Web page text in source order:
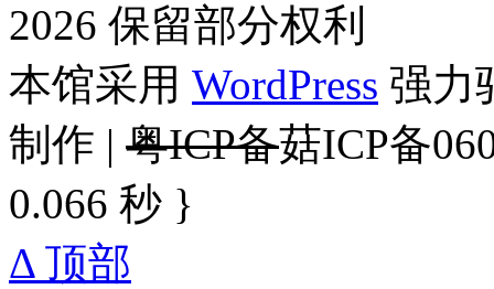
2026 保留部分权利
本馆采用 WordPress 强力
制作 | 粤ICP备菇ICP备
0.066 秒 }
Δ 顶部